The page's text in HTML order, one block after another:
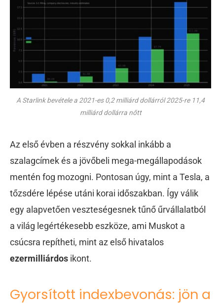
A Starlink bevétele a 2021-es 0,2 milliárd dollárról 2025-re 11,4
milliárd dollárra nőtt
Az első évben a részvény sokkal inkább a
szalagcímek és a jövőbeli mega-megállapodások
mentén fog mozogni. Pontosan úgy, mint a Tesla, a
tőzsdére lépése utáni korai időszakban. Így válik
egy alapvetően veszteségesnek tűnő űrvállalatból
a világ legértékesebb eszköze, ami Muskot a
csúcsra repítheti, mint az első hivatalos
ezermilliárdos ikont.
Gyorsított indexbevonás: jön a